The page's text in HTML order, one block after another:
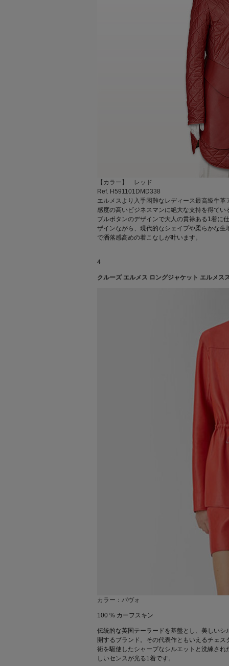
【カラー】 レッド
Ref. H591101DMD338
エルメスより入手困難なレディース最高級牛
感度の高いビジネスマンに絶大な支持を得て
ブルボタンのデザインで大人の貫禄ある1着に
ザインながら、現代的なシェイプや柔らかな
で洒落感高めの着こなしが叶います。
4
クルーズ エルメス ロングジャケット エルメス
カラー：パヴォ
100 % カーフスキン
伝統的な英国テーラードを基盤とし、美しい
開するブランド。その代表作ともいえるチェ
術を駆使したシャープなシルエットと洗練さ
しいセンスが光る1着です。